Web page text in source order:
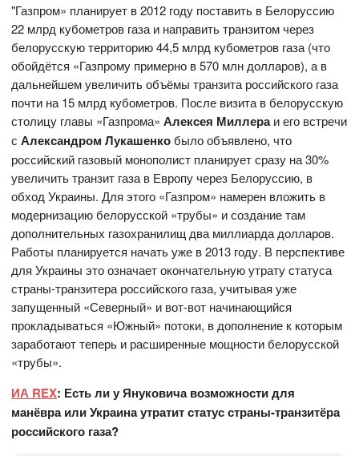
"Газпром» планирует в 2012 году поставить в Белоруссию
22 млрд кубометров газа и направить транзитом через
белорусскую территорию 44,5 млрд кубометров газа (что
обойдётся «Газпрому примерно в 570 млн долларов), а в
дальнейшем увеличить объёмы транзита российского газа
почти на 15 млрд кубометров. После визита в белорусскую
столицу главы «Газпрома»Алексея Миллераи его встречи
сАлександром Лукашенкобыло объявлено, что
российский газовый монополист планирует сразу на 30%
увеличить транзит газа в Европу через Белоруссию, в
обход Украины. Для этого «Газпром» намерен вложить в
модернизацию белорусской «трубы» и создание там
дополнительных газохранилищ два миллиарда долларов.
Работы планируется начать уже в 2013 году. В перспективе
для Украины это означает окончательную утрату статуса
страны-транзитера российского газа, учитывая уже
запущенный «Северный» и вот-вот начинающийся
прокладываться «Южный» потоки, в дополнение к которым
заработают теперь и расширенные мощности белорусской
«трубы».
ИА REX: Есть ли у Януковича возможности для
манёвра или Украина утратит статус страны-транзитёра
российского газа?